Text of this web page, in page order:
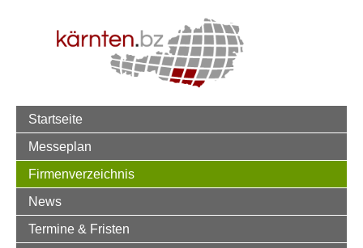
Startseite
Messeplan
Firmenverzeichnis
News
Termine & Fristen